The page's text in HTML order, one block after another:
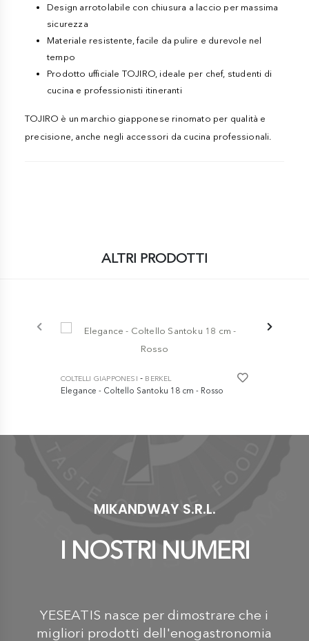
Design arrotolabile con chiusura a laccio per massima
sicurezza
Materiale resistente, facile da pulire e durevole nel
tempo
Prodotto ufficiale TOJIRO, ideale per chef, studenti di
cucina e professionisti itineranti
TOJIRO è un marchio giapponese rinomato per qualità e
precisione, anche negli accessori da cucina professionali.
ALTRI PRODOTTI
COLTELLI GIAPPONESI - BERKEL
Elegance - Coltello Santoku 18 cm - Rosso
MIKANDWAY S.R.L.
I NOSTRI NUMERI
YESEATIS nasce per dimostrare che i
migliori prodotti dell'enogastronomia